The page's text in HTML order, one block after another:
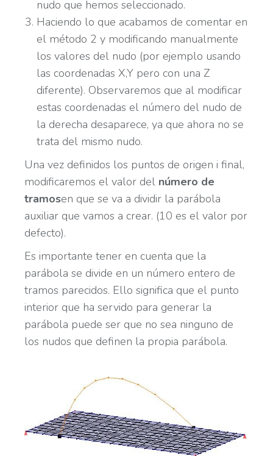
nudo que hemos seleccionado.
Haciendo lo que acabamos de comentar en
el método 2 y modificando manualmente
los valores del nudo (por ejemplo usando
las coordenadas X,Y pero con una Z
diferente). Observaremos que al modificar
estas coordenadas el número del nudo de
la derecha desaparece, ya que ahora no se
trata del mismo nudo.
Una vez definidos los puntos de origen i final,
modificaremos el valor del número de
tramosen que se va a dividir la parábola
auxiliar que vamos a crear. (10 es el valor por
defecto).
Es importante tener en cuenta que la
parábola se divide en un número entero de
tramos parecidos. Ello significa que el punto
interior que ha servido para generar la
parábola puede ser que no sea ninguno de
los nudos que definen la propia parábola.